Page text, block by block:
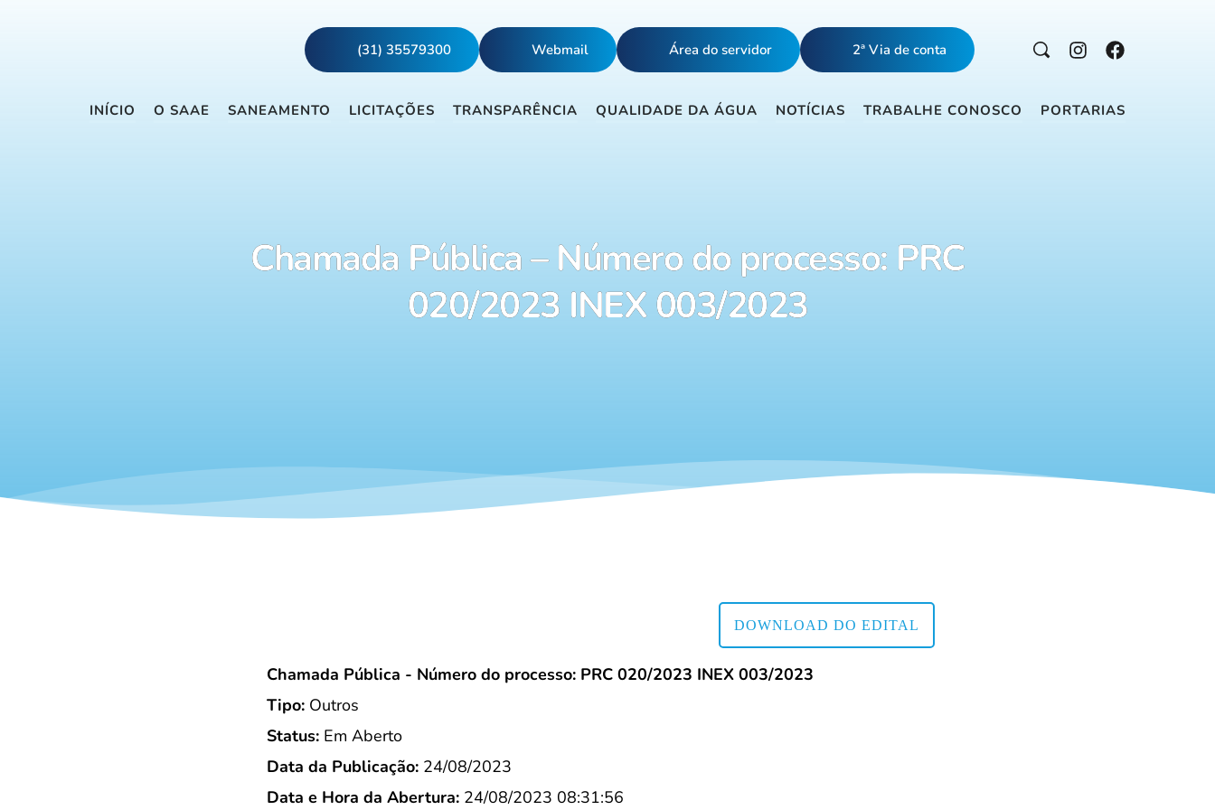
(31) 35579300 Webmail Área do servidor 2ª Via de conta
INÍCIO O SAAE SANEAMENTO LICITAÇÕES TRANSPARÊNCIA QUALIDADE DA ÁGUA NOTÍCIAS TRABALHE CONOSCO PORTARIAS
Chamada Pública – Número do processo: PRC
020/2023 INEX 003/2023
DOWNLOAD DO EDITAL
Chamada Pública - Número do processo: PRC 020/2023 INEX 003/2023
Tipo: Outros
Status: Em Aberto
Data da Publicação: 24/08/2023
Data e Hora da Abertura: 24/08/2023 08:31:56